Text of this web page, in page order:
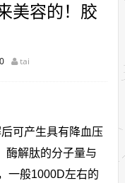
美容的！胶
0 tai
可产生具有降血压
酶解肽的分子量与
一般1000D左右的